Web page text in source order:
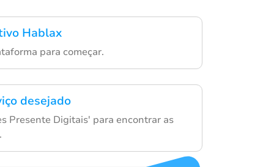
Hablax
para começar.
desejado
Presente Digitais' para encontrar as